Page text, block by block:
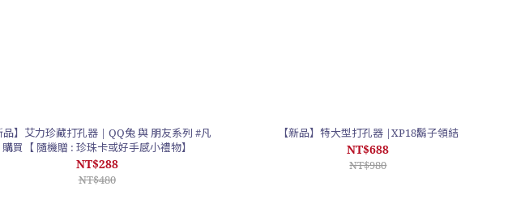
品】艾力珍藏打孔器 | QQ兔 與 朋友系列 #凡
購買【 隨機贈 : 珍珠卡或好手感小禮物】
NT$288
NT$480
【新品】特大型打孔器 |XP18鬍子領結
NT$688
NT$980